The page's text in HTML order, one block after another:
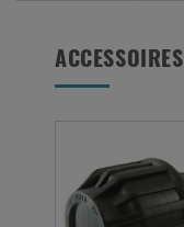
ACCESSOIRES